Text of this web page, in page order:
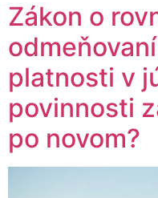
Zákon o
platnosti v
povinnosti
po novom?